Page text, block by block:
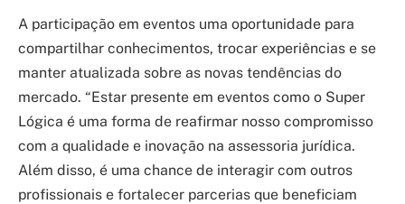
A participação em eventos uma oportunidade para
compartilhar conhecimentos, trocar experiências e se
manter atualizada sobre as novas tendências do
mercado. “Estar presente em eventos como o Super
Lógica é uma forma de reafirmar nosso compromisso
com a qualidade e inovação na assessoria jurídica.
Além disso, é uma chance de interagir com outros
profissionais e fortalecer parcerias que beneficiam